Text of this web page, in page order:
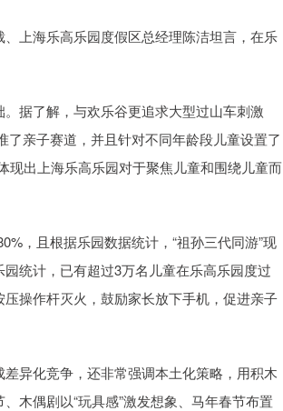
上海乐高乐园度假区总经理陈洁坦言，在乐
据了解，与欢乐谷更追求大型过山车刺激
亲子赛道，并且针对不同年龄段儿童设置了
现出上海乐高乐园对于聚焦儿童和围绕儿童而
，且根据乐园数据统计，“祖孙三代同游”现
统计，已有超过3万名儿童在乐高乐园度过
操作杆灭火，鼓励家长放下手机，促进亲子
异化竞争，还非常强调本土化策略，用积木
木偶剧以“玩具感”激发想象、马年春节布置